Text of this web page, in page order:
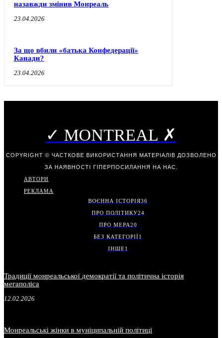
назавжди змінив Монреаль
23.04.2026
За що вбили «батька Конфедерації»
Канади?
23.04.2026
✓ MONTREAL ✗
COPYRIGHT © ЧАСТКОВЕ ВИКОРИСТАННЯ МАТЕРІАЛІВ ДОЗВОЛЕНО
ЗА НАЯВНОСТІ ГІПЕРПОСИЛАННЯ НА НАС.
АВТОРИ
РЕКЛАМА
ВОЄННА ІСТОРІЯ36
ПРО ПОЛІТИКУ24
ПРО МЕРА20
БЕЗ КАТЕГОРІЇ1
ІНШЕ1
Традиції монреальської демократії та політична історія
мегаполіса
12.02.2026
Монреальські жінки в муніципальній політиці